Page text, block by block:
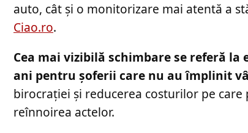
auto, cât și o monitorizare mai atentă a
Ciao.ro.
Cea mai vizibilă schimbare se referă
ani pentru șoferii care nu au împlinit
birocrației și reducerea costurilor pe
reînnoirea actelor.